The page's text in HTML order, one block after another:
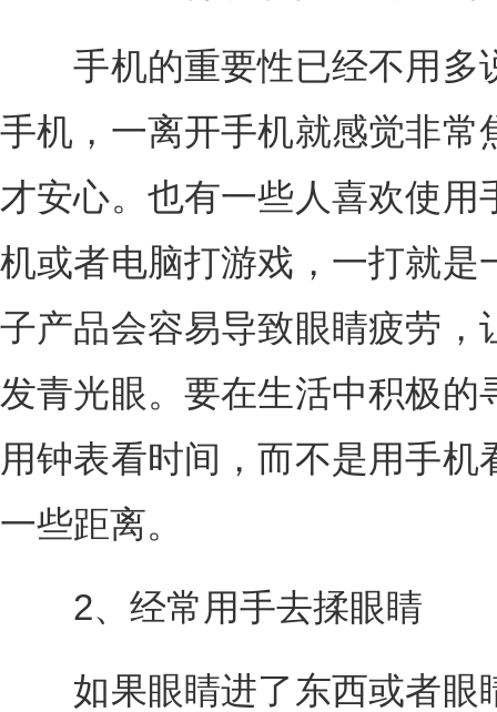
手机的重要性已经不用多
手机，一离开手机就感觉非常
才安心。也有一些人喜欢使
机或者电脑打游戏，一打就是
子产品会容易导致眼睛疲劳，
发青光眼。要在生活中积极
用钟表看时间，而不是用手
一些距离。
2、经常用手去揉眼睛
如果眼睛进了东西或者眼